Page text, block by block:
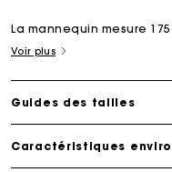
La mannequin mesure
Voir plus
Guides des tailles
Caractéristiques